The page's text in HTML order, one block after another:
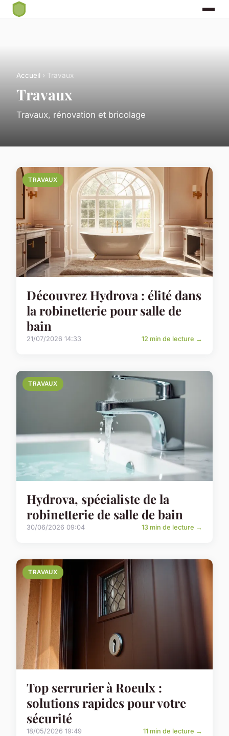
Accueil › Travaux
Travaux
Travaux, rénovation et bricolage
TRAVAUX
Découvrez Hydrova : élité dans
la robinetterie pour salle de
bain
21/07/2026 14:33 12 min de lecture →
TRAVAUX
Hydrova, spécialiste de la
robinetterie de salle de bain
30/06/2026 09:04 13 min de lecture →
TRAVAUX
Top serrurier à Roeulx :
solutions rapides pour votre
sécurité
18/05/2026 19:49 11 min de lecture →